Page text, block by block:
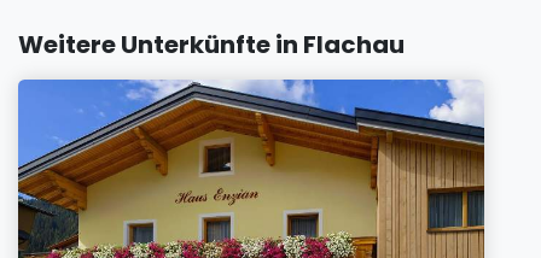
Weitere Unterkünfte in Flachau